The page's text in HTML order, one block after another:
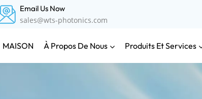
Email Us Now
sales@wts-photonics.com
MAISON À Propos De Nous Produits Et Services